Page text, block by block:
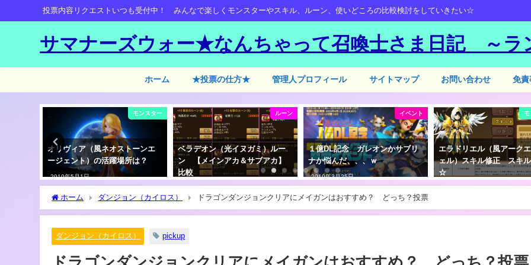
投票内容リクエストいつも受付中！ みんなで楽しくモンスターやスキル、ルーン、使いどころの比較検討をしていきたい☆
サマナーズウォー★なんちゃって召喚士さま日記 ～ラ
ホーム ★投票の仕方★ 管理人プロフィール サイトマップ お問い合わせ 免責
モンスター
オリヴィア（風ネオストーンエ
ージェント）の活躍場所は？
2019年5月1日
ルーン
ベラデオン（光イヌガミ）ルー
ン 【メインアカ＆サブアカ】
比較
イベント
１億DL記念 ガレオンかサブリ
ナか悩んだ、、、ｗ
2019年3月25日
モ
エラドリエル（風アーク
ェル）スキル修正 スキ
☆
ホーム ダンジョン（カイロス） ドラゴンダンジョンクリアにメイガンはおすすめ？ どっち？投票
ダンジョン（カイロス） pickup